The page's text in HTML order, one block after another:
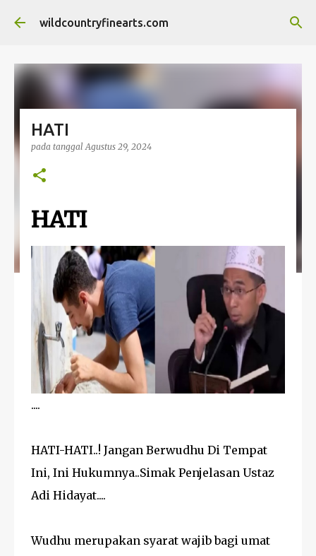
Langsung ke konten utama
wildcountryfinearts.com
HATI
pada tanggalAgustus 29, 2024
HATI
....
HATI-HATI..! Jangan Berwudhu Di Tempat
Ini, Ini Hukumnya..Simak Penjelasan Ustaz
Adi Hidayat....
Wudhu merupakan syarat wajib bagi umat